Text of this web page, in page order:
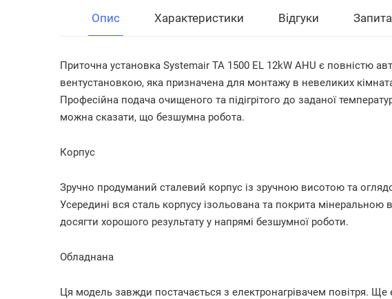
Опис Характеристики Відгуки
Приточна установка Systemair TA 1500 EL 12kW AHU є повністю
вентустановкою, яка призначена для монтажу в невеликих
Професійна подача очищеного та підігрітого до заданої
можна сказати, що безшумна робота.
Корпус
Зручно продуманий сталевий корпус із зручною висотою та
Усередині вся сталь корпусу ізольована та покрита
досягти хорошого результату у напрямі безшумної роботи.
Обладнана
Ця модель завжди постачається з електронагрівачем повітря.